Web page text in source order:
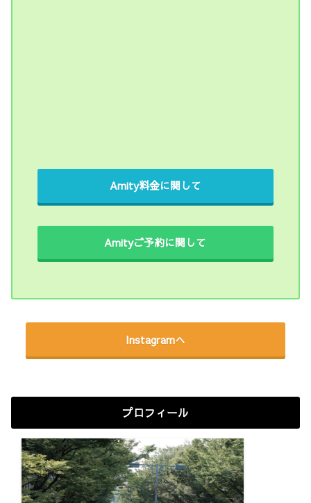
Amity料金に関して
Amityご予約に関して
Instagramへ
プロフィール